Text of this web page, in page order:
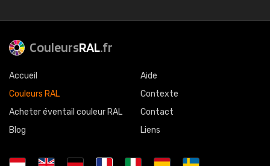
CouleursRAL.fr
Accueil
Couleurs RAL
Acheter éventail couleur RAL
Blog
Aide
Contexte
Contact
Liens